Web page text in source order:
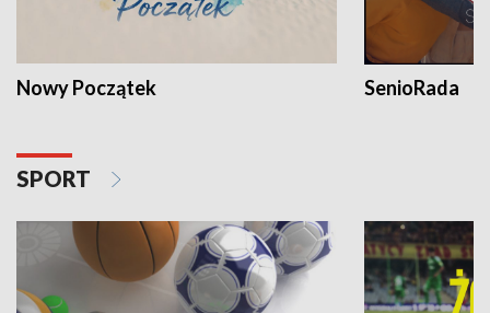
Nowy Początek SenioRada
SPORT